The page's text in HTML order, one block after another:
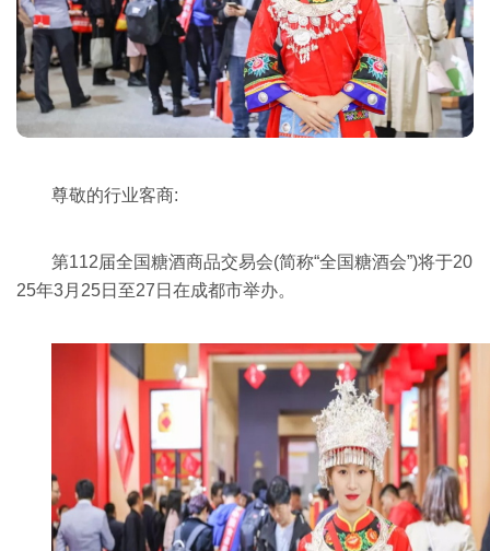
尊敬的行业客商:
第112届全国糖酒商品交易会(简称“全国糖酒会”)将于20
25年3月25日至27日在成都市举办。